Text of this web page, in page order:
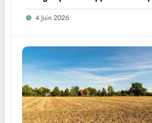
plus que le Home Staging
4 Juin 2026